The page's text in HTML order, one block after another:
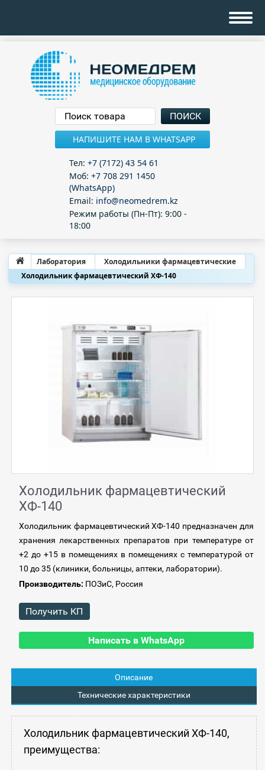
НАПИШИТЕ НАМ В WHATSAPP
Тел: +7 (7172) 43 54 61
Моб: +7 708 291 1450
(WhatsApp)
Email: info@neomedrem.kz
Режим работы (Пн-Пт): 9:00 -
18:00
Лаборатория
Холодильники фармацевтические
Холодильник фармацевтический ХФ-140
Холодильник фармацевтический
ХФ-140
Холодильник фармацевтический ХФ-140 предназначен для
хранения лекарственных препаратов при температуре от
+2 до +15 в помещениях в помещениях с температурой от
10 до 35 (клиники, больницы, аптеки, лаборатории).
Производитель: ПОЗиС, Россия
Получить КП
Написать в WhatsApp
Описание
Технические характеристики
Холодильник фармацевтический ХФ-140,
преимущества: